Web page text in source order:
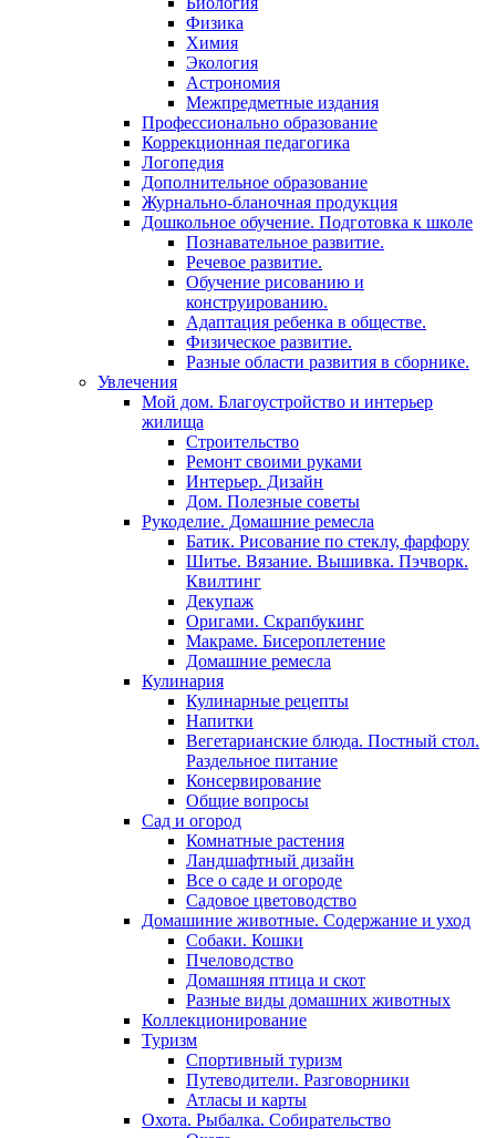
Физика
Химия
Экология
Астрономия
Межпредметные издания
Профессионально образование
Коррекционная педагогика
Логопедия
Дополнительное образование
Журнально-бланочная продукция
Дошкольное обучение. Подготовка к школе
Познавательное развитие.
Речевое развитие.
Обучение рисованию и
конструированию.
Адаптация ребенка в обществе.
Физическое развитие.
Разные области развития в сборнике.
Увлечения
Мой дом. Благоустройство и интерьер
жилища
Строительство
Ремонт своими руками
Интерьер. Дизайн
Дом. Полезные советы
Рукоделие. Домашние ремесла
Батик. Рисование по стеклу, фарфору
Шитье. Вязание. Вышивка. Пэчворк.
Квилтинг
Декупаж
Оригами. Скрапбукинг
Макраме. Бисероплетение
Домашние ремесла
Кулинария
Кулинарные рецепты
Напитки
Вегетарианские блюда. Постный стол.
Раздельное питание
Консервирование
Общие вопросы
Сад и огород
Комнатные растения
Ландшафтный дизайн
Все о саде и огороде
Садовое цветоводство
Домашиние животные. Содержание и уход
Собаки. Кошки
Пчеловодство
Домашняя птица и скот
Разные виды домашних животных
Коллекционирование
Туризм
Спортивный туризм
Путеводители. Разговорники
Атласы и карты
Охота. Рыбалка. Собирательство